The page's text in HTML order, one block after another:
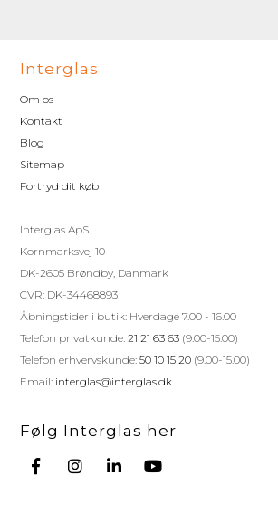
Interglas
Om os
Kontakt
Blog
Sitemap
Fortryd dit køb
Interglas ApS
Kornmarksvej 10
DK-2605 Brøndby, Danmark
CVR: DK-34468893
Åbningstider i butik: Hverdage 7.00 - 16.00
Telefon privatkunde:21 21 63 63 (9.00-15.00)
Telefon erhvervskunde:50 10 15 20 (9.00-15.00)
Email: interglas@interglas.dk
Følg Interglas her